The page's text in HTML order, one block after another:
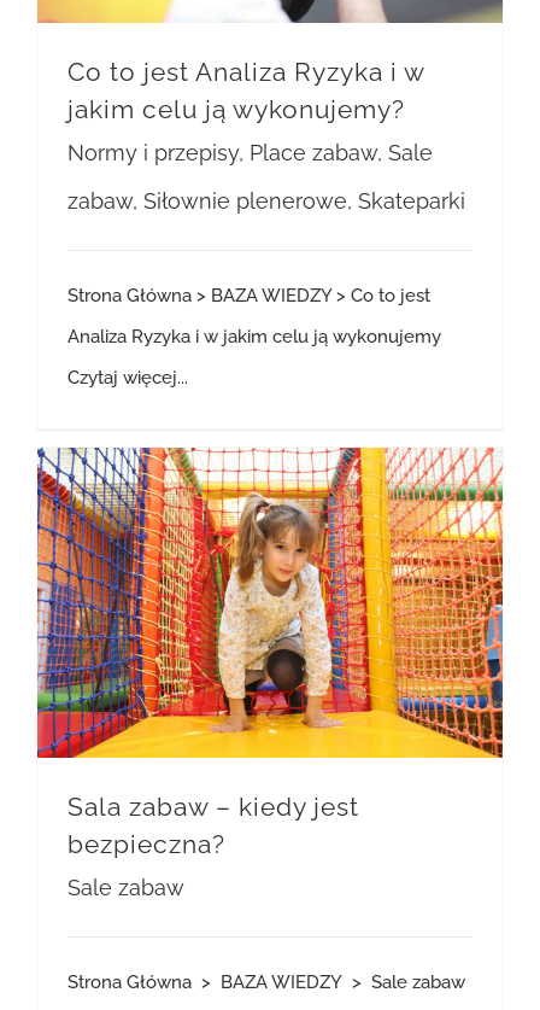
Co to jest Analiza Ryzyka i w
jakim celu ją wykonujemy?
Normy i przepisy, Place zabaw, Sale
zabaw, Siłownie plenerowe, Skateparki
Strona Główna > BAZA WIEDZY > Co to jest
Analiza Ryzyka i w jakim celu ją wykonujemy
Czytaj więcej...
Sala zabaw – kiedy jest
bezpieczna?
Sale zabaw
Strona Główna > BAZA WIEDZY > Sale zabaw